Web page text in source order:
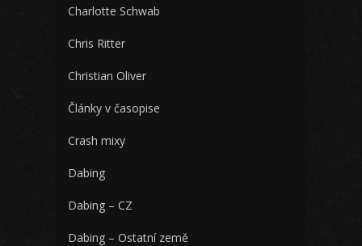
Charlotte Schwab
Chris Ritter
Christian Oliver
Články v časopise
Crash mixy
Dabing
Dabing – CZ
Dabing – Ostatní země